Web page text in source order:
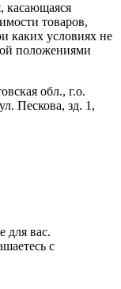
касающаяся
товаров,
каких условиях не
положениями
обл., г.о.
Пескова, зд. 1,
для вас.
с